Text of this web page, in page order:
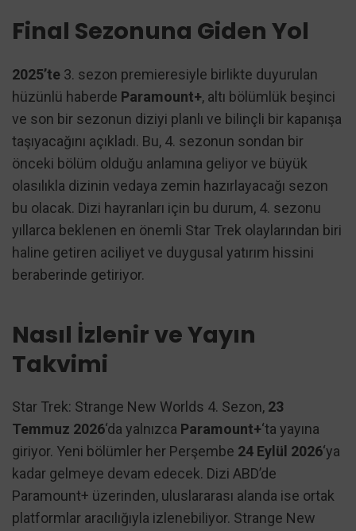
Final Sezonuna Giden Yol
2025’te 3. sezon premieresiyle birlikte duyurulan
hüzünlü haberde Paramount+, altı bölümlük beşinci
ve son bir sezonun diziyi planlı ve bilinçli bir kapanışa
taşıyacağını açıkladı. Bu, 4. sezonun sondan bir
önceki bölüm olduğu anlamına geliyor ve büyük
olasılıkla dizinin vedaya zemin hazırlayacağı sezon
bu olacak. Dizi hayranları için bu durum, 4. sezonu
yıllarca beklenen en önemli Star Trek olaylarından biri
haline getiren aciliyet ve duygusal yatırım hissini
beraberinde getiriyor.
Nasıl İzlenir ve Yayın
Takvimi
Star Trek: Strange New Worlds 4. Sezon, 23
Temmuz 2026‘da yalnızca Paramount+‘ta yayına
giriyor. Yeni bölümler her Perşembe 24 Eylül 2026‘ya
kadar gelmeye devam edecek. Dizi ABD’de
Paramount+ üzerinden, uluslararası alanda ise ortak
platformlar aracılığıyla izlenebiliyor. Strange New